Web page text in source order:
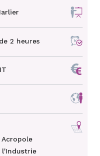
2 heures
l'Industrie